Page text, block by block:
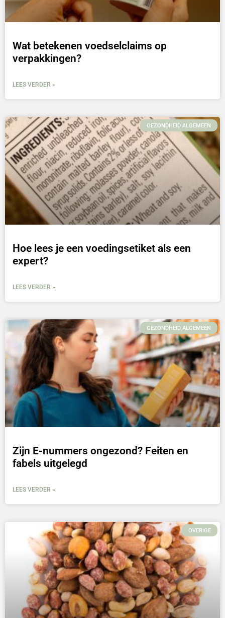
Wat betekenen voedselclaims op
verpakkingen?
LEES VERDER »
GEZONDHEID ALGEMEEN
Hoe lees je een voedingsetiket als een
expert?
LEES VERDER »
GEZONDHEID ALGEMEEN
Zijn E-nummers ongezond? Feiten en
fabels uitgelegd
LEES VERDER »
OVERIGE